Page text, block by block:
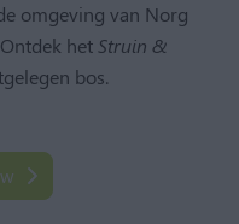
omgeving van Norg
het Struin &
bos.